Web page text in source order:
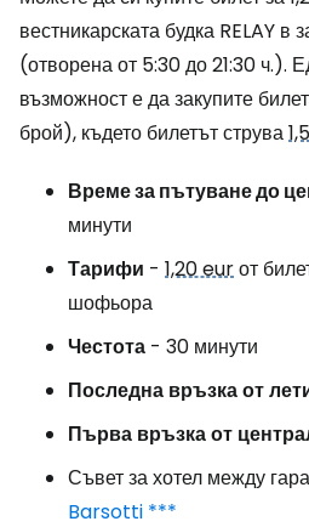
вестникарската будка RELAY в
(отворена от 5:30 до 21:30 ч.).
възможност е да закупите
брой), където билетът струва
Време за пътуване до
минути
Тарифи - 1,20 eurот
шофьора
Честота - 30 минути
Последна връзкаот
Първа връзкаот
Съвет за хотел между
Barsotti ***